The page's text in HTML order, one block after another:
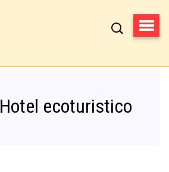
Hotel ecoturistico